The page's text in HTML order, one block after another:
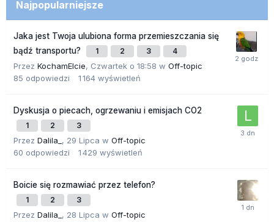
Najpopularniejsze
Jaka jest Twoja ulubiona forma przemieszczania się
bądź transportu?
1 2 3 4
Przez KochamElcie, Czwartek o 18:58 w Off-topic
85 odpowiedzi 1 164 wyświetleń
Dyskusja o piecach, ogrzewaniu i emisjach CO2
1 2 3
Przez Dalila_ , 29 Lipca w Off-topic
60 odpowiedzi 1 429 wyświetleń
Boicie się rozmawiać przez telefon?
1 2 3
Przez Dalila_ , 28 Lipca w Off-topic